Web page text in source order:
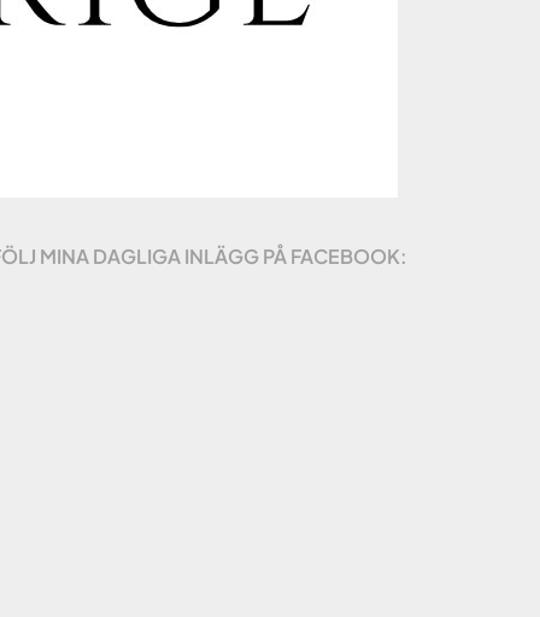
MINA DAGLIGA INLÄGG PÅ FACEBOOK: